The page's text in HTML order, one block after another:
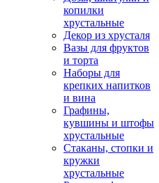
копилки
хрустальные
Декор из хрусталя
Вазы для фруктов
и торта
Наборы для
крепких напитков
и вина
Графины,
кувшины и штофы
хрустальные
Стаканы, стопки и
кружки
хрустальные